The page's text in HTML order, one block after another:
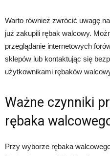
Warto również zwrócić uwagę
już zakupili rębak walcowy.
przeglądanie internetowych
sklepów lub kontaktując się
użytkownikami rębaków
Ważne czynniki
rębaka
Przy wyborze rębaka